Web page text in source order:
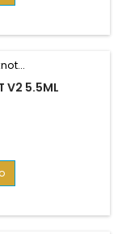
V2 5.5ML